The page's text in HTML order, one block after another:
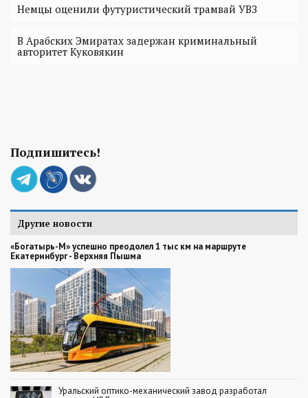
Немцы оценили футуристический трамвай УВЗ
В Арабских Эмиратах задержан криминальный
авторитет Куковякин
Подпишитесь!
Другие новости
«Богатырь-М» успешно преодолел 1 тыс км на маршруте
Екатеринбург - Верхняя Пышма
Уральский оптико-механический завод разработал